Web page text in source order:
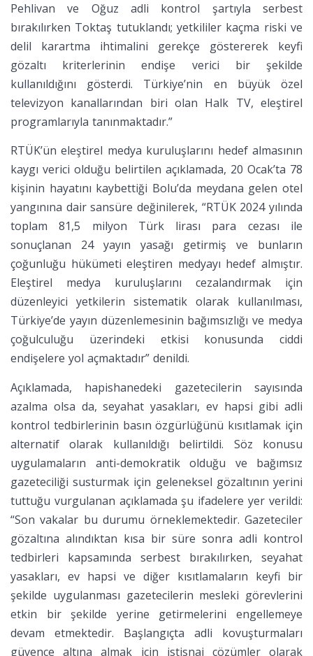
Pehlivan ve Oğuz adli kontrol şartıyla serbest
bırakılırken Toktaş tutuklandı; yetkililer kaçma riski ve
delil karartma ihtimalini gerekçe göstererek keyfi
gözaltı kriterlerinin endişe verici bir şekilde
kullanıldığını gösterdi. Türkiye’nin en büyük özel
televizyon kanallarından biri olan Halk TV, eleştirel
programlarıyla tanınmaktadır.”
RTÜK’ün eleştirel medya kuruluşlarını hedef almasının
kaygı verici olduğu belirtilen açıklamada, 20 Ocak’ta 78
kişinin hayatını kaybettiği Bolu’da meydana gelen otel
yangınına dair sansüre değinilerek, “RTÜK 2024 yılında
toplam 81,5 milyon Türk lirası para cezası ile
sonuçlanan 24 yayın yasağı getirmiş ve bunların
çoğunluğu hükümeti eleştiren medyayı hedef almıştır.
Eleştirel medya kuruluşlarını cezalandırmak için
düzenleyici yetkilerin sistematik olarak kullanılması,
Türkiye’de yayın düzenlemesinin bağımsızlığı ve medya
çoğulculuğu üzerindeki etkisi konusunda ciddi
endişelere yol açmaktadır” denildi.
Açıklamada, hapishanedeki gazetecilerin sayısında
azalma olsa da, seyahat yasakları, ev hapsi gibi adli
kontrol tedbirlerinin basın özgürlüğünü kısıtlamak için
alternatif olarak kullanıldığı belirtildi. Söz konusu
uygulamaların anti-demokratik olduğu ve bağımsız
gazeteciliği susturmak için geleneksel gözaltının yerini
tuttuğu vurgulanan açıklamada şu ifadelere yer verildi:
“Son vakalar bu durumu örneklemektedir. Gazeteciler
gözaltına alındıktan kısa bir süre sonra adli kontrol
tedbirleri kapsamında serbest bırakılırken, seyahat
yasakları, ev hapsi ve diğer kısıtlamaların keyfi bir
şekilde uygulanması gazetecilerin mesleki görevlerini
etkin bir şekilde yerine getirmelerini engellemeye
devam etmektedir. Başlangıçta adli kovuşturmaları
güvence altına almak için istisnai çözümler olarak